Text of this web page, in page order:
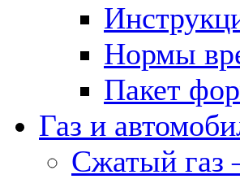
Нормы
Пакет
Газ и
Сжатый